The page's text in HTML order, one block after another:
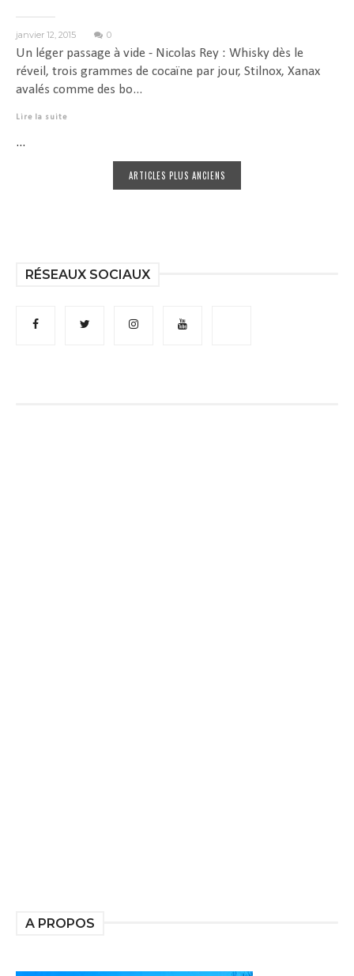
janvier 12, 2015 0
Un léger passage à vide - Nicolas Rey : Whisky dès le
réveil, trois grammes de cocaïne par jour, Stilnox, Xanax
avalés comme des bo...
Lire la suite
...
ARTICLES PLUS ANCIENS
RÉSEAUX SOCIAUX
A PROPOS